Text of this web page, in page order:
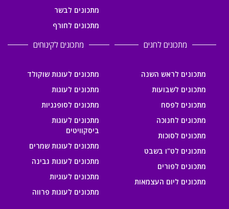
מתכונים לבשר
מתכונים לחורף
מתכונים לחגים
מתכונים לראש השנה
מתכונים לשבועות
מתכונים לפסח
מתכונים לחנוכה
מתכונים לסוכות
מתכונים לט"ו בשבט
מתכונים לפורים
מתכונים ליום העצמאות
מתכונים לקינוחים
מתכונים לעוגות שוקולד
מתכונים לעוגות
מתכונים לסופגניות
מתכונים לעוגות
ביסקוויטים
מתכונים לעוגות שמרים
מתכונים לעוגות גבינה
מתכונים לעוגיות
מתכונים לעוגות פרווה